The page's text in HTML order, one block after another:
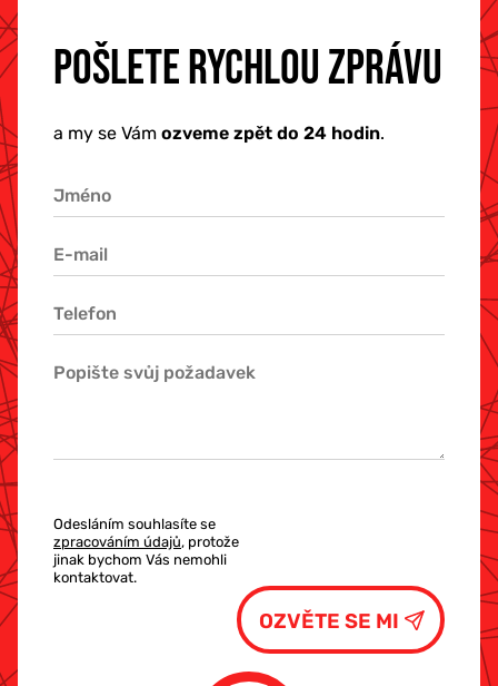
POŠLETE RYCHLOU ZPRÁVU
a my se Vám ozveme zpět do 24 hodin.
Odesláním souhlasíte se
zpracováním údajů, protože
jinak bychom Vás nemohli
kontaktovat.